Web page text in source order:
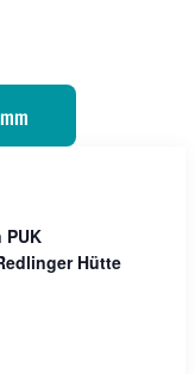
PUK
Hütte